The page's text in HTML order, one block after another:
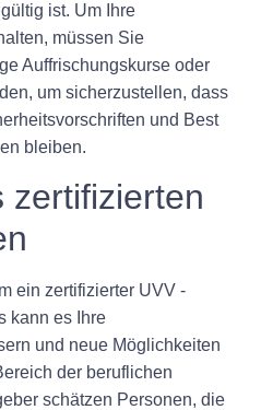
ist. Um Ihre
müssen Sie
Auffrischungskurse oder
um sicherzustellen, dass
und Best
bleiben.
zertifizierten
ein zertifizierter UVV -
kann es Ihre
und neue Möglichkeiten
der beruflichen
schätzen Personen, die